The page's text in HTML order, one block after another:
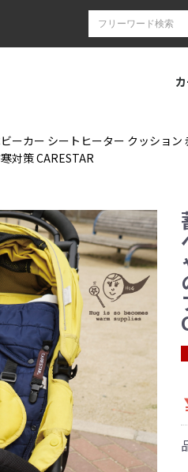
ーカー シートヒーター クッショ
対策 CARESTAR